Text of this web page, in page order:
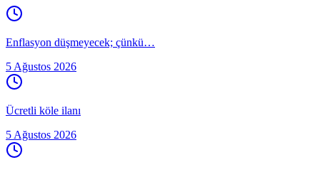
Enflasyon düşmeyecek; çünkü…
5 Ağustos 2026
Ücretli köle ilanı
5 Ağustos 2026